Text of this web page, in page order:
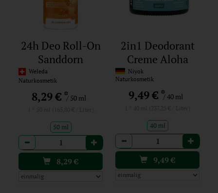
24h Deo Roll-On
Sanddorn
Weleda
Naturkosmetik
8,29 €*/ 50 ml
50 ml
Anzahl
8,29€
2in1 Deodorant
Creme Aloha
Niyok
Naturkosmetik
9,49 €*/ 40 ml
40 ml
Anzahl
9,49€